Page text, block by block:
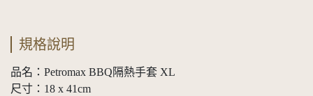
規格說明
品名：Petromax BBQ隔熱手套 XL
尺寸：18 x 41cm